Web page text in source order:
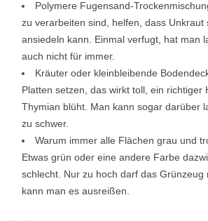
Polymere Fugensand-
zu verarbeiten sind, helfen, dass Unkraut
ansiedeln kann. Einmal verfugt, hat man
auch nicht für immer.
Kräuter oder kleinbleibende
Platten setzen, das wirkt toll, ein richtiger
Thymian blüht. Man kann sogar darüber
zu schwer.
Warum immer alle Flächen grau und
Etwas grün oder eine andere Farbe
schlecht. Nur zu hoch darf das Grünzeug
kann man es ausreißen.